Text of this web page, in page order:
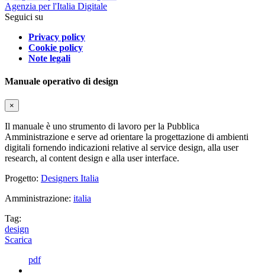
Agenzia per l'Italia Digitale
Seguici su
Privacy policy
Cookie policy
Note legali
Manuale operativo di design
×
Il manuale è uno strumento di lavoro per la Pubblica
Amministrazione e serve ad orientare la progettazione di ambienti
digitali fornendo indicazioni relative al service design, alla user
research, al content design e alla user interface.
Progetto: Designers Italia
Amministrazione: italia
Tag:
design
Scarica
pdf